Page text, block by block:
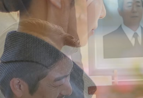
家族葬のキクヤ かいばらホール
家族葬ホール一覧
家族葬のキクヤ ささやまホールプラン
家族葬10名様プラン温（ぬくもり）
家族葬30名様プラン和（なごみ）
お別れ葬 ～縁（えにし）
家族葬のキクヤ かいばらホールプラン
家族葬10名様プラン温（ぬくもり）
家族葬30名様プラン和（なごみ）
直葬
おひとり様葬
お客様の声
お葬式後安心サポート
事前相談
ダイヤモンド会員